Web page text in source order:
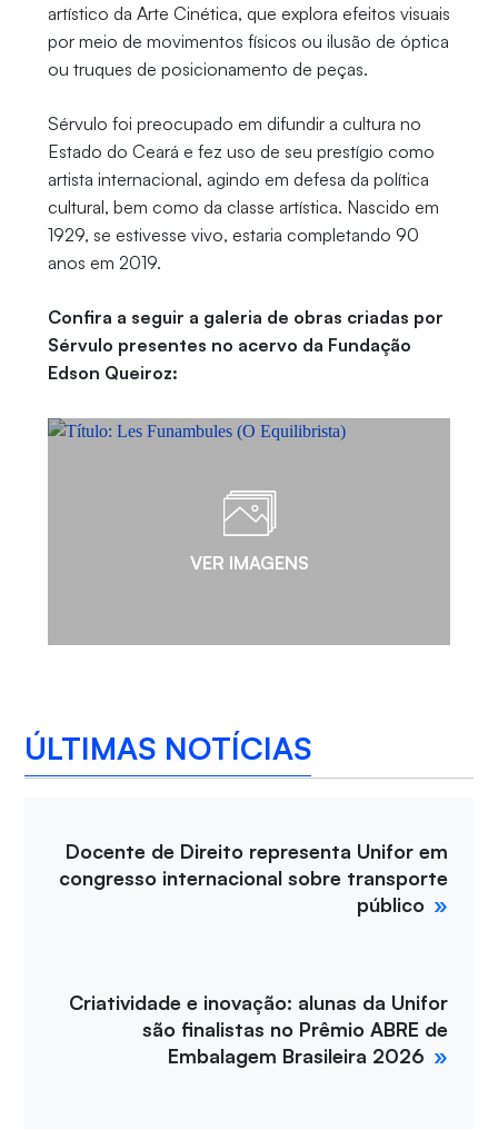
artístico da Arte Cinética, que explora efeitos visuais
por meio de movimentos físicos ou ilusão de óptica
ou truques de posicionamento de peças.
Sérvulo foi preocupado em difundir a cultura no
Estado do Ceará e fez uso de seu prestígio como
artista internacional, agindo em defesa da política
cultural, bem como da classe artística. Nascido em
1929, se estivesse vivo, estaria completando 90
anos em 2019.
Confira a seguir a galeria de obras criadas por
Sérvulo presentes no acervo da Fundação
Edson Queiroz:
VER IMAGENS
ÚLTIMAS NOTÍCIAS
Docente de Direito representa Unifor em
congresso internacional sobre transporte
público
Criatividade e inovação: alunas da Unifor
são finalistas no Prêmio ABRE de
Embalagem Brasileira 2026